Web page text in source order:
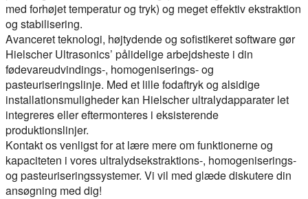
med forhøjet temperatur og tryk) og meget effektiv ekstraktion
og stabilisering.
Avanceret teknologi, højtydende og sofistikeret software gør
Hielscher Ultrasonics’ pålidelige arbejdsheste i din
fødevareudvindings-, homogeniserings- og
pasteuriseringslinje. Med et lille fodaftryk og alsidige
installationsmuligheder kan Hielscher ultralydapparater let
integreres eller eftermonteres i eksisterende
produktionslinjer.
Kontakt os venligst for at lære mere om funktionerne og
kapaciteten i vores ultralydsekstraktions-, homogeniserings-
og pasteuriseringssystemer. Vi vil med glæde diskutere din
ansøgning med dig!